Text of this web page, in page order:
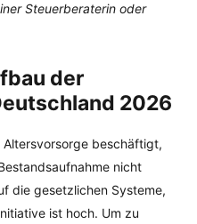
Steuerberaterin oder
der
2026
beschäftigt,
nicht
die gesetzlichen Systeme,
ist hoch. Um zu